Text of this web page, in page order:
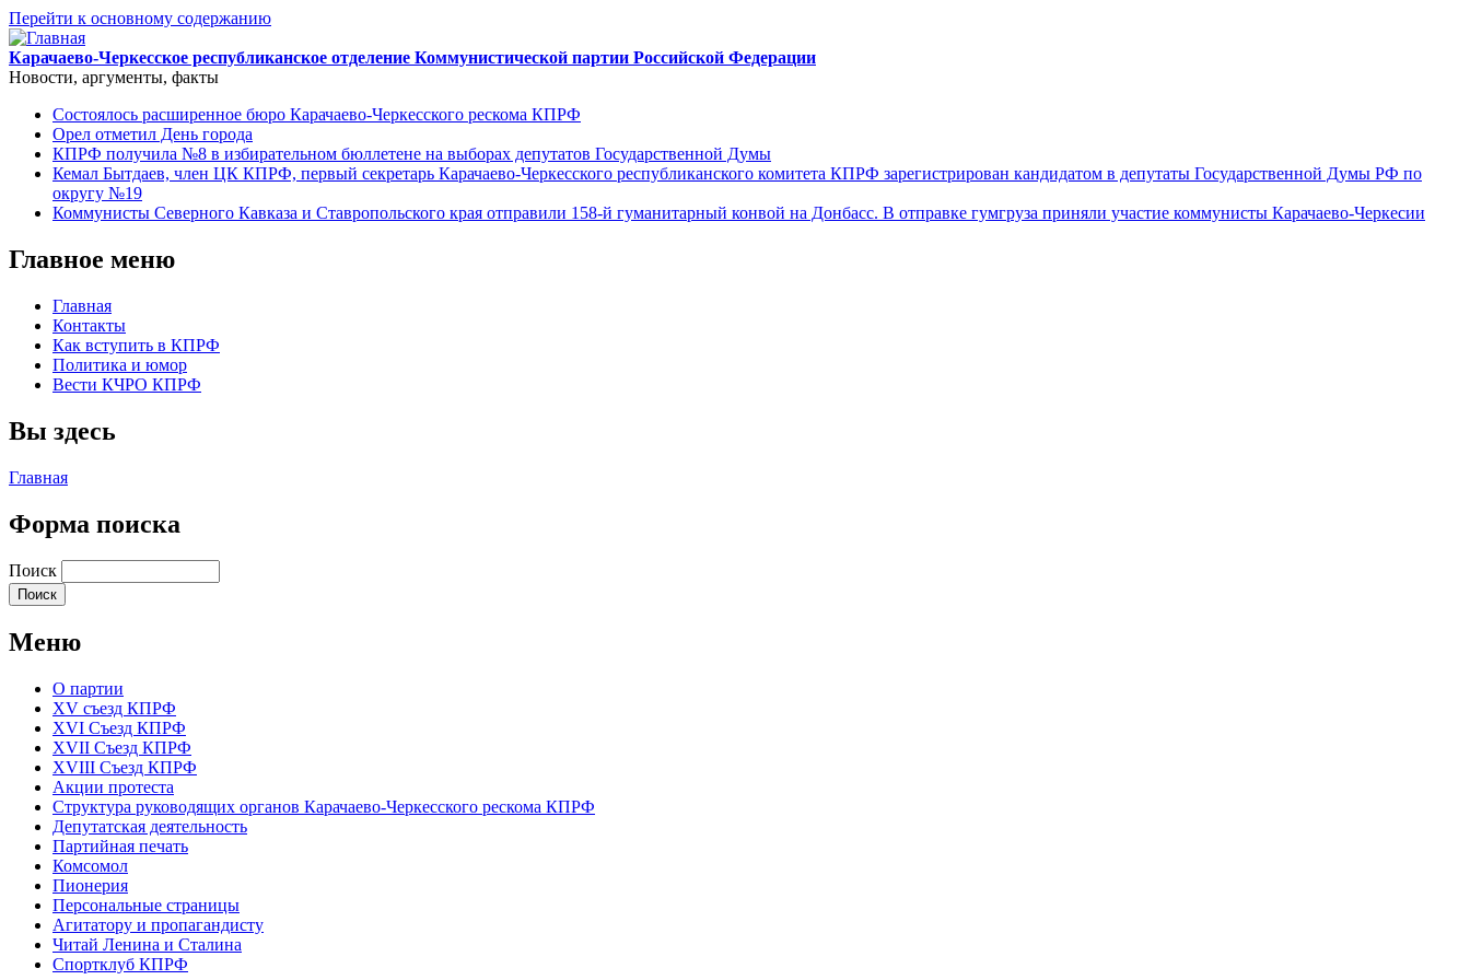
Перейти к основному содержанию
Карачаево-Черкесское республиканское отделение Коммунистической партии Российской Федерации
Новости, аргументы, факты
Состоялось расширенное бюро Карачаево-Черкесского рескома КПРФ
Орел отметил День города
КПРФ получила №8 в избирательном бюллетене на выборах депутатов Государственной Думы
Кемал Бытдаев, член ЦК КПРФ, первый секретарь Карачаево-Черкесского республиканского комитета КПРФ зарегистрирован кандидатом в депутаты Государственной Думы РФ по
округу №19
Коммунисты Северного Кавказа и Ставропольского края отправили 158-й гуманитарный конвой на Донбасс. В отправке гумгруза приняли участие коммунисты Карачаево-Черкесии
Главное меню
Главная
Контакты
Как вступить в КПРФ
Политика и юмор
Вести КЧРО КПРФ
Вы здесь
Главная
Форма поиска
Поиск
Меню
О партии
XV съезд КПРФ
XVI Съезд КПРФ
XVII Cъезд КПРФ
XVIII Cъезд КПРФ
Акции протеста
Структура руководящих органов Карачаево-Черкесского рескома КПРФ
Депутатская деятельность
Партийная печать
Комсомол
Пионерия
Персональные страницы
Агитатору и пропагандисту
Читай Ленина и Сталина
Спортклуб КПРФ